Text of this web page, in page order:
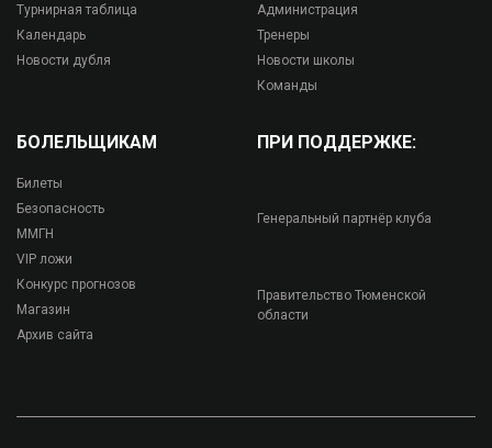
Турнирная таблица
Календарь
Новости дубля
Администрация
Тренеры
Новости школы
Команды
БОЛЕЛЬЩИКАМ
Билеты
Безопасность
ММГН
VIP ложи
Конкурс прогнозов
Магазин
Архив сайта
ПРИ ПОДДЕРЖКЕ:
Генеральный партнёр клуба
Правительство Тюменской
области